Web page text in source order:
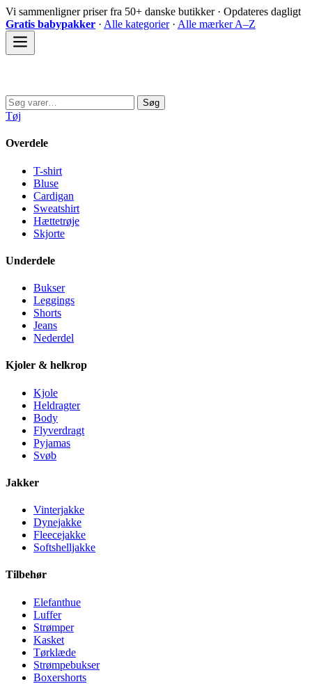
Spring
til
indhold
Vi sammenligner priser fra 50+ danske butikker · Opdateres dagligt
Gratis babypakker · Alle kategorier· Alle mærker A–Z
Søg
efter:
Søg
Tøj
Overdele
T-shirt
Bluse
Cardigan
Sweatshirt
Hættetrøje
Skjorte
Underdele
Bukser
Leggings
Shorts
Jeans
Nederdel
Kjoler & helkrop
Kjole
Heldragter
Body
Flyverdragt
Pyjamas
Svøb
Jakker
Vinterjakke
Dynejakke
Fleecejakke
Softshelljakke
Tilbehør
Elefanthue
Luffer
Strømper
Kasket
Tørklæde
Strømpebukser
Boxershorts